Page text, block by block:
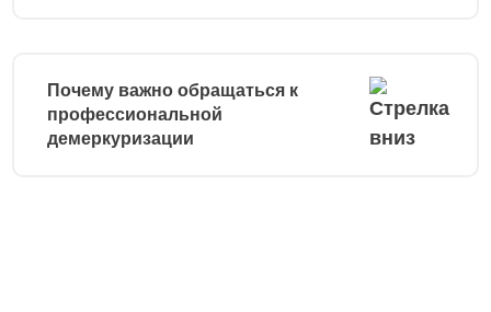
Почему важно обращаться к
профессиональной
демеркуризации